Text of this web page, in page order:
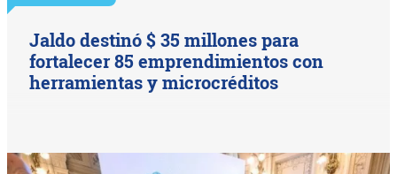
Jaldo destinó $ 35 millones para
fortalecer 85 emprendimientos con
herramientas y microcréditos